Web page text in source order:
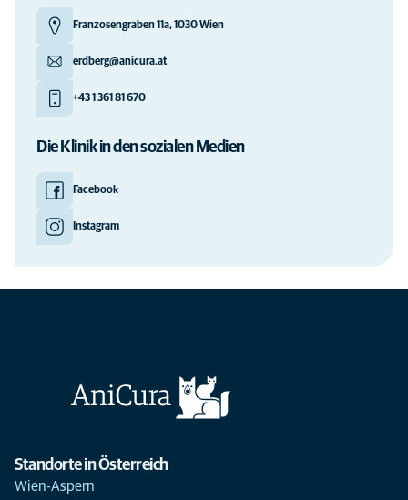
Franzosengraben 11a, 1030 Wien
erdberg@anicura.at
+43 1 361 81 670
Die Klinik in den sozialen Medien
Facebook
Instagram
Standorte in Österreich
Wien-Aspern